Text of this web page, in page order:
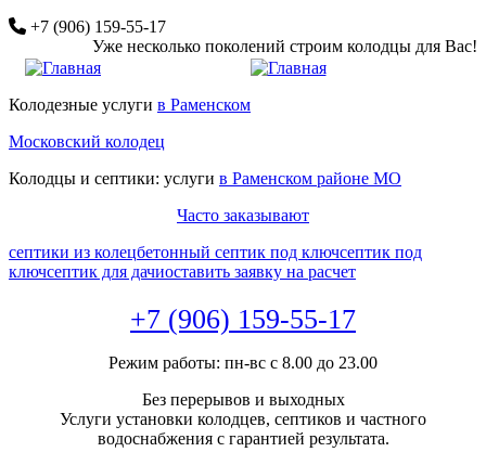
Перейти
основному
+7 (906) 159-55-17
Уже несколько поколений строим колодцы для Вас!
Колодезные услуги в Раменском
Московский колодец
Колодцы и септики: услуги в Раменском районе МО
Часто заказывают
септики из колецбетонный септик под ключсептик под
ключсептик для дачиоставить заявку на расчет
+7 (906) 159-55-17
Режим работы: пн-вс с 8.00 до 23.00
Без перерывов и выходных
Услуги установки колодцев, септиков и частного
водоснабжения с гарантией результата.